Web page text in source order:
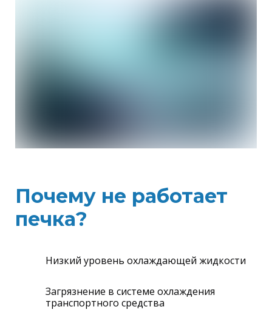
Почему не работает
печка?
Низкий уровень охлаждающей жидкости
Загрязнение в системе охлаждения
транспортного средства